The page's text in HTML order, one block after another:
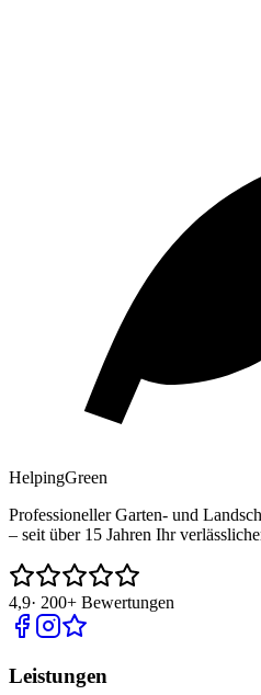
HelpingGreen
Professioneller Garten- und
– seit über 15 Jahren Ihr
4,9· 200+ Bewertungen
Leistungen